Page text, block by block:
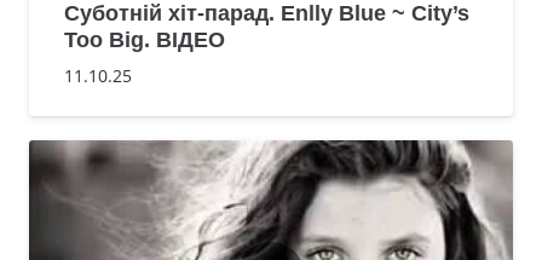
Суботній хіт-парад. Enlly Blue ~ City’s
Too Big. ВІДЕО
11.10.25